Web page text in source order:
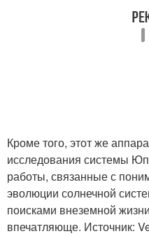
Кроме того, этот же
исследования системы
работы, связанные с
эволюции солнечной
поисками внеземной
впечатляюще. Источник: